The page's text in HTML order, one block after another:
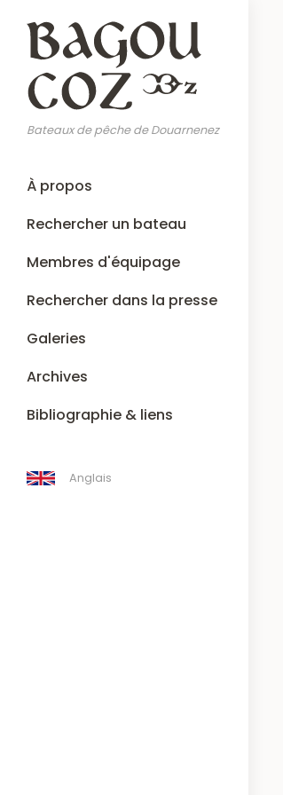
contenu
principal
Bateaux de pêche de Douarnenez
Main
navigation
À propos
Rechercher un bateau
Membres d'équipage
Rechercher dans la presse
Galeries
Archives
Bibliographie & liens
Anglais